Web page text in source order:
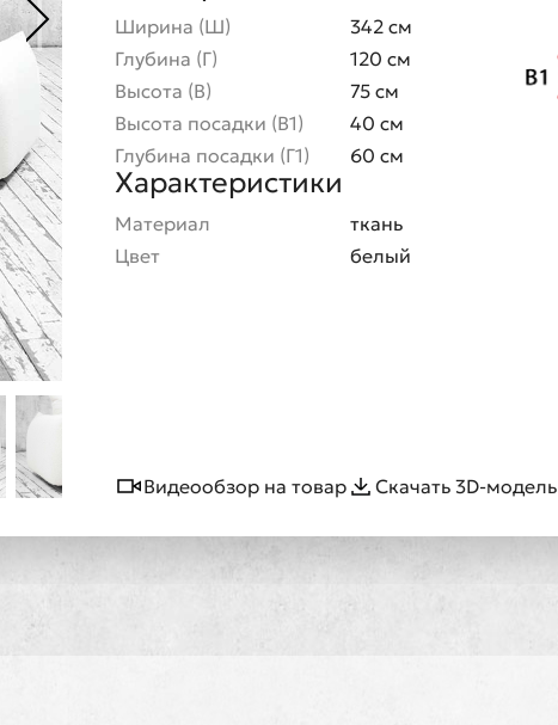
Ширина (Ш)
342 см
Глубина (Г)
120 см
Высота (В)
75 см
Высота посадки (В1)
40 см
Глубина посадки (Г1)
60 см
Характеристики
Материал
ткань
Цвет
белый
Видеообзор на товар Скачать 3D-модель